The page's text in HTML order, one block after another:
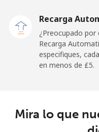
Celular ⁦13.9p⁩
Equatorial Guinea
Recarga
¿Preocupado
Recarga
especifiques,
en menos de ⁦£5⁩.
Mira lo que